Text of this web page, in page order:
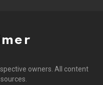
owners. All content